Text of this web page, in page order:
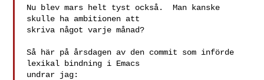
Nu blev mars helt tyst också.  Man kanske
skulle ha ambitionen att
skriva något varje månad?
Så här på årsdagen av den commit som införde
lexikal bindning i Emacs
undrar jag: